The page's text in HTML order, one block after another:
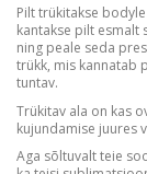
Pilt trükitakse
kantakse pilt esmalt
ning peale seda
trükk, mis kannatab
tuntav.
Trükitav ala on kas
kujundamise juures
Aga sõltuvalt teie